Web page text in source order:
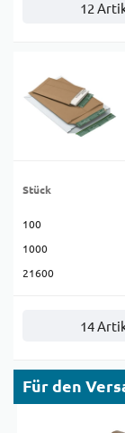
12
Stück
100
1000
21600
14
Für den